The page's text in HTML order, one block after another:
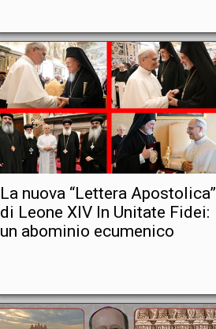
La nuova “Lettera Apostolica”
di Leone XIV In Unitate Fidei:
un abominio ecumenico